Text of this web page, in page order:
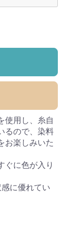
使用し、糸自
るので、染料
お楽しみいた
ぐに色が入り
に優れてい